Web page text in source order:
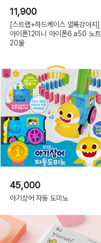
11,900
[스트랩+하드케이스 얼룩강아지]
아이폰12미니 아이폰6 a50 노트
20울
45,000
아기상어 자동 도미노